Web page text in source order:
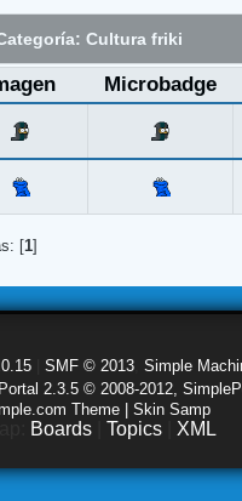
Cultura friki
Microbadge
[1]
SMF © 2013 Simple
2.3.5 © 2008-2012,
Theme | Skin Samp
Boards Topics XML